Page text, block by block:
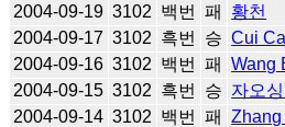
2004-09-19 3102 백번 패 황천
2004-09-17 3102 흑번 승 Cui
2004-09-16 3102 백번 패 Wang
2004-09-15 3102 흑번 승 자오
2004-09-14 3102 백번 패